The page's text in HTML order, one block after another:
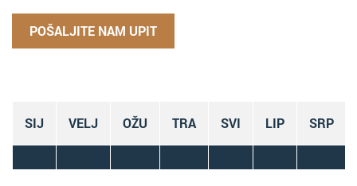
POŠALJITE NAM UPIT
SIJ VELJ OŽU TRA SVI LIP SRP